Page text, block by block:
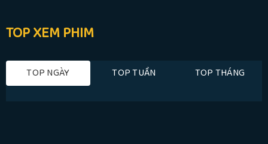
TOP XEM PHIM
TOP NGÀY TOP TUẦN TOP THÁNG